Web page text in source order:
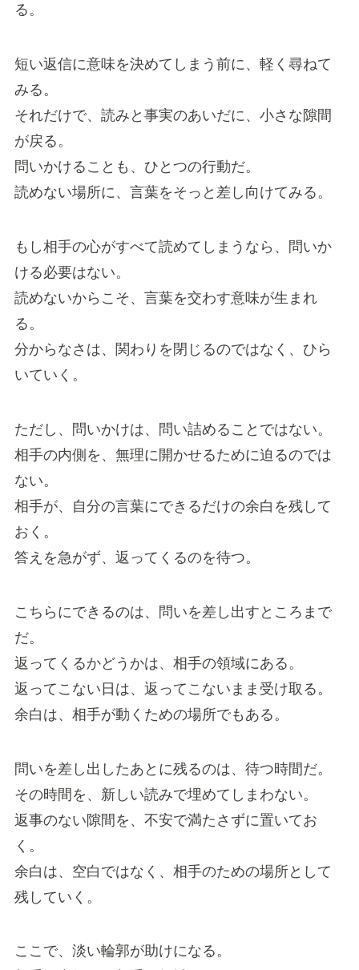
る。
短い返信に意味を決めてしまう前に、軽く尋ねて
みる。
それだけで、読みと事実のあいだに、小さな隙間
が戻る。
問いかけることも、ひとつの行動だ。
読めない場所に、言葉をそっと差し向けてみる。
もし相手の心がすべて読めてしまうなら、問いか
ける必要はない。
読めないからこそ、言葉を交わす意味が生まれ
る。
分からなさは、関わりを閉じるのではなく、ひら
いていく。
ただし、問いかけは、問い詰めることではない。
相手の内側を、無理に開かせるために迫るのでは
ない。
相手が、自分の言葉にできるだけの余白を残して
おく。
答えを急がず、返ってくるのを待つ。
こちらにできるのは、問いを差し出すところまで
だ。
返ってくるかどうかは、相手の領域にある。
返ってこない日は、返ってこないまま受け取る。
余白は、相手が動くための場所でもある。
問いを差し出したあとに残るのは、待つ時間だ。
その時間を、新しい読みで埋めてしまわない。
返事のない隙間を、不安で満たさずに置いてお
く。
余白は、空白ではなく、相手のための場所として
残していく。
ここで、淡い輪郭が助けになる。